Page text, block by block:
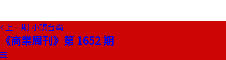
上一期 小鎮台霸
《商業周刊》第 1652 期